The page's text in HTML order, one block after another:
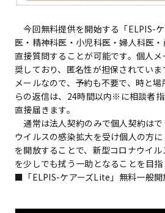
今回無料提供を開始する「ELPIS-
医・精神科医・小児科医・婦人科医
直接質問することが可能です。個人
奨しており、匿名性が担保されてい
メールなので、予約も不要で、時と
らの返信は、24時間以内※に相談者
直接届きます。
通常は法人契約のみで個人契約は
ウイルスの感染拡大を受け個人の方
を開放することで、新型コロナウイ
を少しでも拭う一助となることを目指
■「ELPIS-ケアーズLite」無料一般